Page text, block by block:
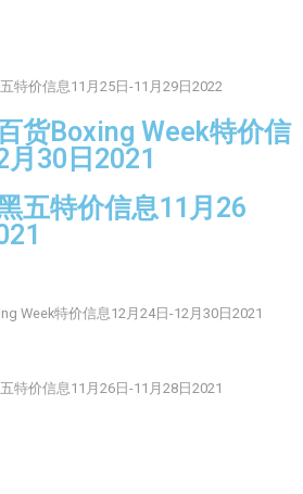
特价信息11月25日-11月29日2022
货Boxing Week特价信
30日2021
五特价信息11月26
Week特价信息12月24日-12月30日2021
特价信息11月26日-11月28日2021